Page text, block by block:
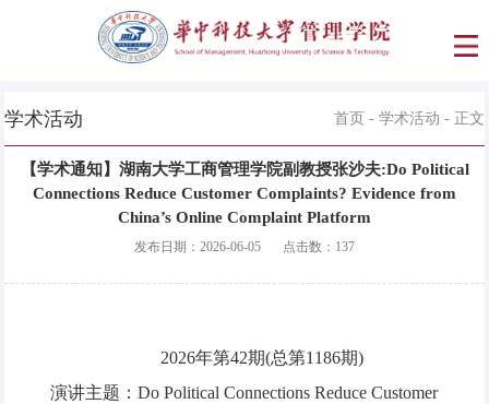
学术活动 首页 - 学术活动 - 正文
【学术通知】湖南大学工商管理学院副教授张沙夫:Do Political
Connections Reduce Customer Complaints? Evidence from
China’s Online Complaint Platform
发布日期： 2026-06-05 点击数： 137
2026年第42期(总第1186期)
演讲主题：Do Political Connections Reduce Customer